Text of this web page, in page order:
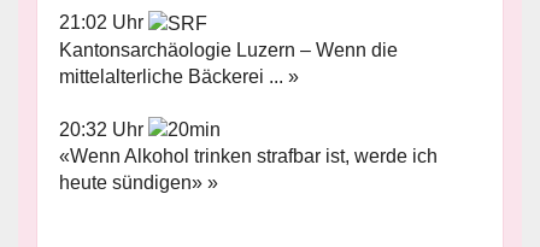
21:02 Uhr
Kantonsarchäologie Luzern – Wenn die
mittelalterliche Bäckerei ... »
20:32 Uhr
«Wenn Alkohol trinken strafbar ist, werde ich
heute sündigen» »